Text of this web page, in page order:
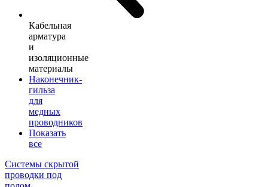
Кабельная
арматура
и
изоляционные
материалы
Наконечник-
гильза
для
медных
проводников
Показать
все
Системы скрытой
проводки под